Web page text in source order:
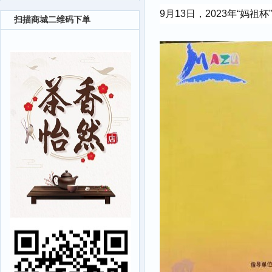
扫描商城二维码下单
9月13日，2023年“妈祖杯